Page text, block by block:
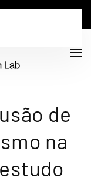
de
na